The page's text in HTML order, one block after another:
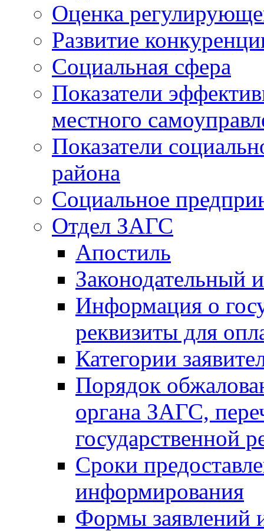
Оценка
Развитие
Социальная сфера
Показатели
местного
Показатели
района
Социальное
Отдел ЗАГС
Апостиль
Законодательный
Информация о
реквизиты для
Категории
Порядок
органа ЗАГС,
государственной
Сроки
информирования
Формы заявлений